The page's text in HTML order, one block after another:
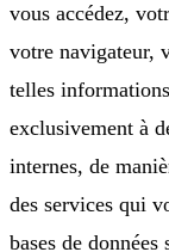
vous accédez,
votre navigateur,
telles
exclusivement à
internes, de
des services qui
bases de